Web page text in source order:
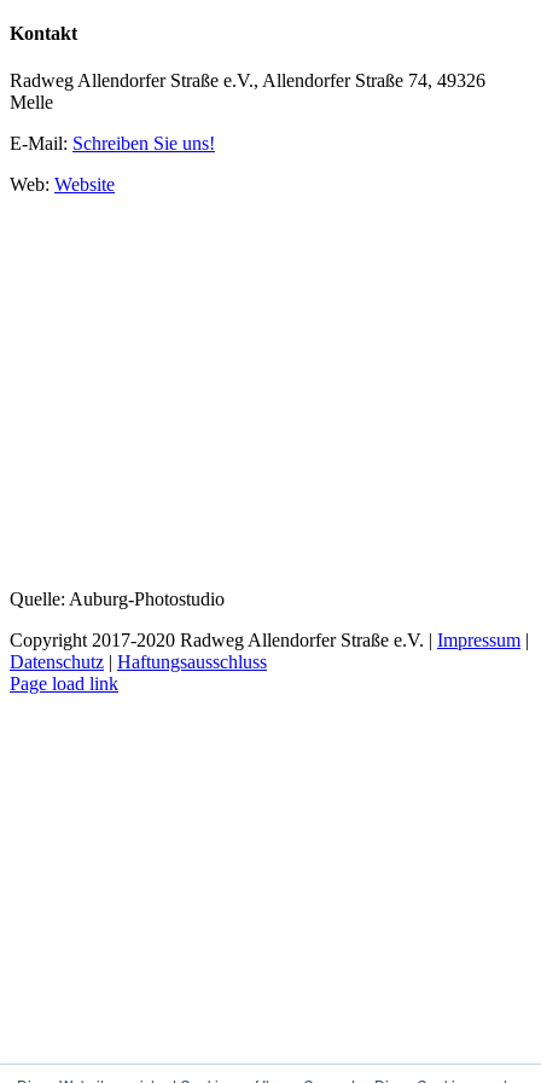
Kontakt
Radweg Allendorfer Straße e.V., Allendorfer Straße 74, 49326
Melle
E-Mail: Schreiben Sie uns!
Web: Website
Quelle: Auburg-Photostudio
Copyright 2017-2020 Radweg Allendorfer Straße e.V. | Impressum |
Datenschutz | Haftungsausschluss
Rss
Page load link